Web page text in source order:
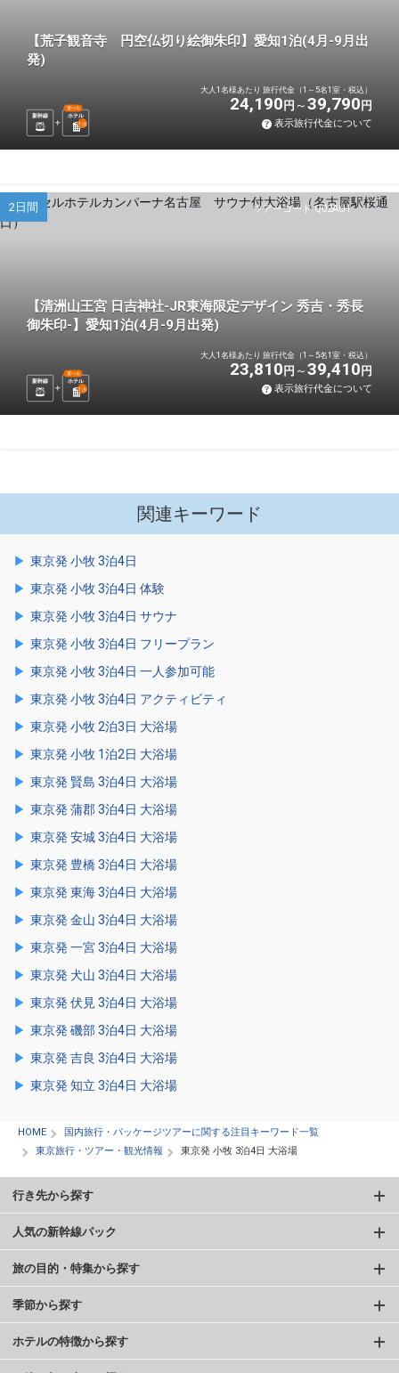
【荒子観音寺 円空仏切り絵御朱印】愛知1泊(4月-9月出
発)
新幹線 ホテル
選べる
1 泊
大人1名様あたり 旅行代金（1～5名1室・税込）
24,190 円 39,790 円
表示旅行代金について
ツアーコード Q02AU1
2日間
【清洲山王宮 日吉神社-JR東海限定デザイン 秀吉・秀長
御朱印-】愛知1泊(4月-9月出発)
新幹線 ホテル
選べる
1 泊
大人1名様あたり 旅行代金（1～5名1室・税込）
23,810 円 39,410 円
表示旅行代金について
関連キーワード
東京発 小牧 3泊4日
東京発 小牧 3泊4日 体験
東京発 小牧 3泊4日 サウナ
東京発 小牧 3泊4日 フリープラン
東京発 小牧 3泊4日 一人参加可能
東京発 小牧 3泊4日 アクティビティ
東京発 小牧 2泊3日 大浴場
東京発 小牧 1泊2日 大浴場
東京発 賢島 3泊4日 大浴場
東京発 蒲郡 3泊4日 大浴場
東京発 安城 3泊4日 大浴場
東京発 豊橋 3泊4日 大浴場
東京発 東海 3泊4日 大浴場
東京発 金山 3泊4日 大浴場
東京発 一宮 3泊4日 大浴場
東京発 犬山 3泊4日 大浴場
東京発 伏見 3泊4日 大浴場
東京発 磯部 3泊4日 大浴場
東京発 吉良 3泊4日 大浴場
東京発 知立 3泊4日 大浴場
HOME
国内旅行・パッケージツアーに関する注目キーワード一覧
東京旅行・ツアー・観光情報
東京発 小牧 3泊4日 大浴場
行き先から探す
人気の新幹線パック
旅の目的・特集から探す
季節から探す
ホテルの特徴から探す